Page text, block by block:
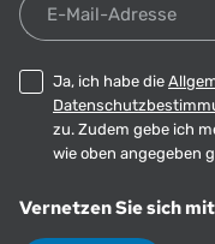
Ja, ich habe die
zu. Zudem gebe ich
wie oben angegeben
Vernetzen Sie sich